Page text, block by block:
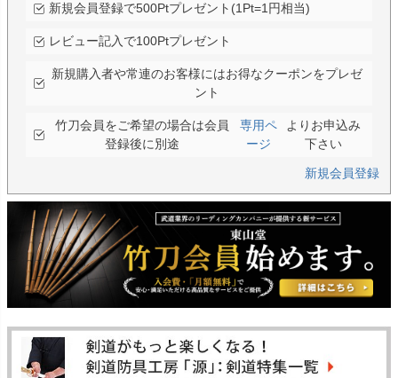
新規会員登録で500Ptプレゼント(1Pt=1円相当)
レビュー記入で100Ptプレゼント
新規購入者や常連のお客様にはお得なクーポンをプレゼ
ント
竹刀会員をご希望の場合は会員
登録後に別途
専用ペ
ージ
よりお申込み
下さい
新規会員登録